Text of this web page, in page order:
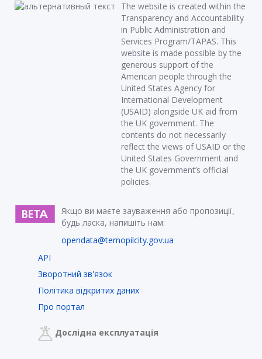
The website is created within the
Transparency and Accountability
in Public Administration and
Services Program/TAPAS. This
website is made possible by the
generous support of the
American people through the
United States Agency for
International Development
(USAID) alongside UK aid from
the UK government. The
contents do not necessarily
reflect the views of USAID or the
United States Government and
the UK government’s official
policies.
Якщо ви маєте зауваження або пропозиції,
будь ласка, напишіть нам:
opendata@ternopilcity.gov.ua
API
Зворотний зв'язок
Політика відкритих даних
Про портал
Дослідна експлуатація